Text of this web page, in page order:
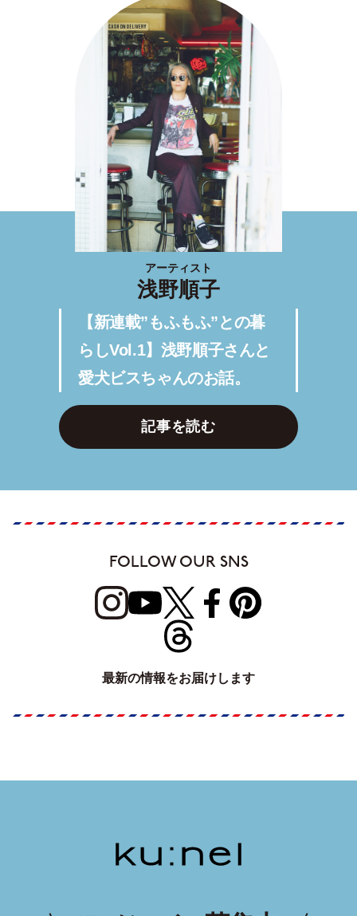
アーティスト
浅野順子
【新連載”もふもふ”との暮
らしVol.1】浅野順子さんと
愛犬ビスちゃんのお話。
記事を読む
FOLLOW OUR SNS
最新の情報をお届けします